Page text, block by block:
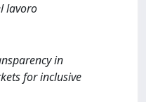
lavoro
in
for inclusive